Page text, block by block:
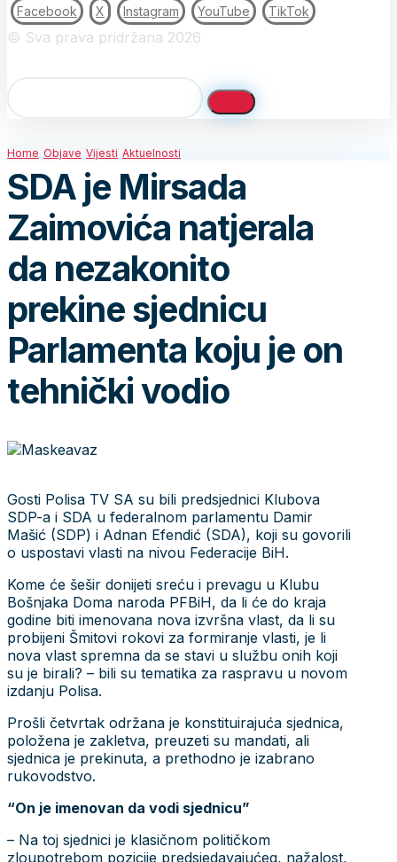
Facebook X Instagram YouTube TikTok
© Sva prava pridržana 2026
Home Objave Vijesti Aktuelnosti
SDA je Mirsada
Zaimovića natjerala
da nezakonito
prekine sjednicu
Parlamenta koju je on
tehnički vodio
Gosti Polisa TV SA su bili predsjednici Klubova
SDP-a i SDA u federalnom parlamentu Damir
Mašić (SDP) i Adnan Efendić (SDA), koji su govorili
o uspostavi vlasti na nivou Federacije BiH.
Kome će šešir donijeti sreću i prevagu u Klubu
Bošnjaka Doma naroda PFBiH, da li će do kraja
godine biti imenovana nova izvršna vlast, da li su
probijeni Šmitovi rokovi za formiranje vlasti, je li
nova vlast spremna da se stavi u službu onih koji
su je birali? – bili su tematika za raspravu u novom
izdanju Polisa.
Prošli četvrtak održana je konstituirajuća sjednica,
položena je zakletva, preuzeti su mandati, ali
sjednica je prekinuta, a prethodno je izabrano
rukovodstvo.
“On je imenovan da vodi sjednicu”
– Na toj sjednici je klasičnom političkom
zloupotrebom pozicije predsjedavajućeg, nažalost,